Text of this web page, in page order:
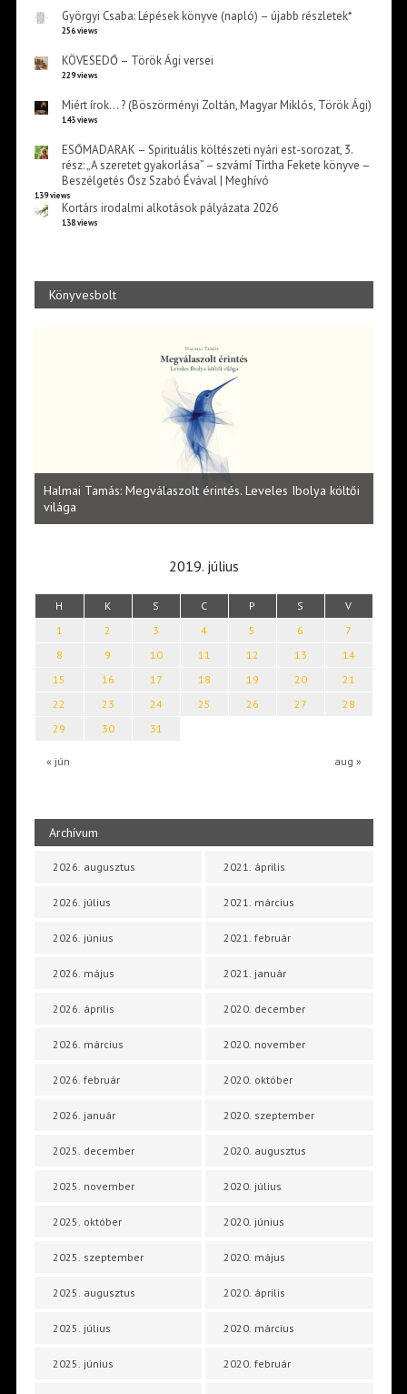
Györgyi Csaba: Lépések könyve (napló) – újabb részletek*
256 views
KÖVESEDŐ – Török Ági versei
229 views
Miért írok… ? (Böszörményi Zoltán, Magyar Miklós, Török Ági)
143 views
ESŐMADARAK – Spirituális költészeti nyári est-sorozat, 3.
rész: „A szeretet gyakorlása” – szvámí Tírtha Fekete könyve –
Beszélgetés Ősz Szabó Évával | Meghívó
139 views
Kortárs irodalmi alkotások pályázata 2026
138 views
Könyvesbolt
Halmai Tamás: Megválaszolt érintés. Leveles Ibolya költői
világa
2019. július
H K S C P S V
« jún aug »
1 2 3 4 5 6
7
8
9 10 11 12 13
14
15
16 17 18 19 20
21
22
23 24 25 26 27
28
29
30 31
Archívum
2026. augusztus
2026. július
2026. június
2026. május
2026. április
2026. március
2026. február
2026. január
2025. december
2025. november
2025. október
2025. szeptember
2025. augusztus
2025. július
2025. június
2021. április
2021. március
2021. február
2021. január
2020. december
2020. november
2020. október
2020. szeptember
2020. augusztus
2020. július
2020. június
2020. május
2020. április
2020. március
2020. február